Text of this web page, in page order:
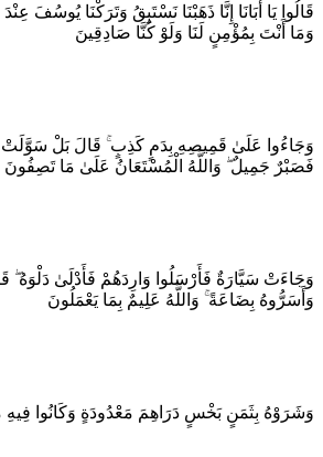
قَالُوا يَا أَبَانَا إِنَّا ذَهَبْنَا نَسْتَبِقُ وَتَرَكْنَا يُوسُفَ
وَمَا أَنْتَ بِمُؤْمِنٍ لَنَا وَلَوْ كُنَّا صَادِقِينَ
وَجَاءُوا عَلَىٰ قَمِيصِهِ بِدَمٍ كَذِبٍ ۚ قَالَ بَلْ سَوَّلَتْ
فَصَبْرٌ جَمِيلٌ ۖ وَاللَّهُ الْمُسْتَعَانُ عَلَىٰ مَا تَصِفُونَ
وَجَاءَتْ سَيَّارَةٌ فَأَرْسَلُوا وَارِدَهُمْ فَأَدْلَىٰ دَلْوَهُ
وَأَسَرُّوهُ بِضَاعَةً ۚ وَاللَّهُ عَلِيمٌ بِمَا يَعْمَلُونَ
وَشَرَوْهُ بِثَمَنٍ بَخْسٍ دَرَاهِمَ مَعْدُودَةٍ وَكَانُوا فِيهِ